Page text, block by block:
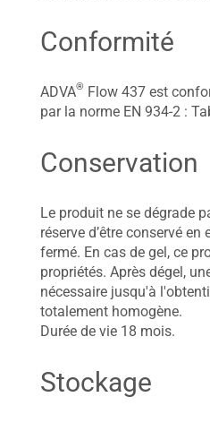
Conformité
ADVA® Flow 437 est
par la norme EN 934-2 :
Conservation
Le produit ne se dégrade
réserve d’être conservé en
fermé. En cas de gel, ce
propriétés. Après dégel,
nécessaire jusqu'à
totalement homogène.
Durée de vie 18 mois.
Stockage